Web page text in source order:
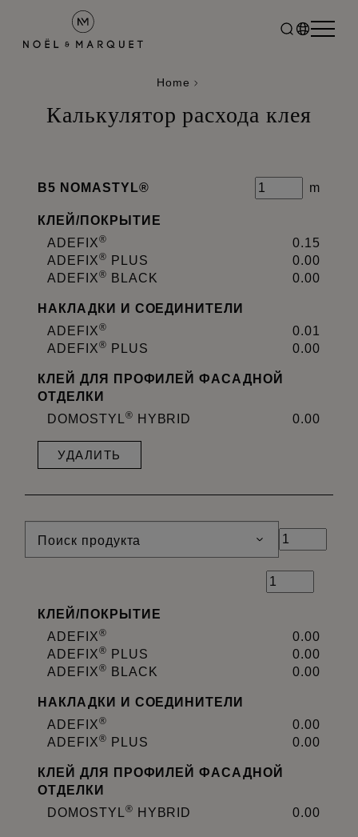
Home
Калькулятор расхода клея
B5 NOMASTYL® m
КЛЕЙ /ПОКРЫТИЕ
ADEFIX®
0.15
ADEFIX® PLUS
0.00
ADEFIX® BLACK 0.00
НАКЛАДКИ И СОЕДИНИТЕЛИ
ADEFIX®
0.01
ADEFIX® PLUS 0.00
КЛЕЙ ДЛЯ ПРОФИЛЕЙ ФАСАДНОЙ
ОТДЕЛКИ
DOMOSTYL® HYBRID 0.00
УДАЛИТЬ
Поиск продукта
КЛЕЙ /ПОКРЫТИЕ
ADEFIX®
0.00
ADEFIX® PLUS
0.00
ADEFIX® BLACK 0.00
НАКЛАДКИ И СОЕДИНИТЕЛИ
ADEFIX®
0.00
ADEFIX® PLUS 0.00
КЛЕЙ ДЛЯ ПРОФИЛЕЙ ФАСАДНОЙ
ОТДЕЛКИ
DOMOSTYL® HYBRID 0.00